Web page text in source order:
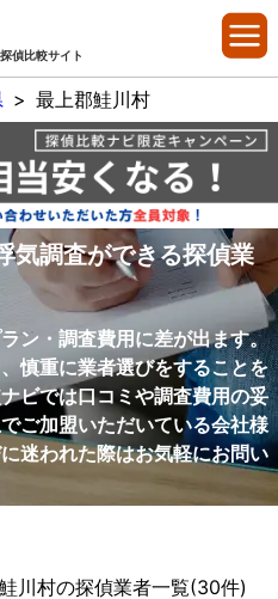
偵比較サイト
> 最上郡鮭川村
気調査ができる探偵業
ン・調査費用に差が出ます。
慎重に業者選びをすることを
ビでは口コミや調査費用の妥
ご加盟いただいている会社様
迷われた際はお気軽にお問い
川村の探偵業者一覧(30件)